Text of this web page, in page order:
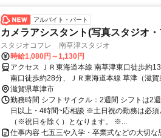
アルバイト・パート
カメラアシスタント(写真スタジオ
スタジオコフレ 南草津スタジオ
時給1,080円～1,130円
アクセス ＪＲ東海道本線 南草津東口徒歩約
南口徒歩約28分、ＪＲ東海道本線 草津（滋
滋賀県草津市
勤務時間 シフトサイクル：2週間 シフトは2
日以上・4時間~応相談 ※土日祝の勤務は必
（※祝日を除く）となります。 ※...
仕事内容 七五三や入学・卒業式などの大切